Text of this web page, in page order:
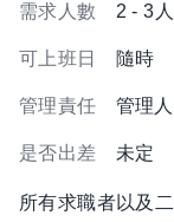
需求人數 2 - 3人
可上班日 隨時
管理責任 管理
是否出差 未定
所有求職者以及